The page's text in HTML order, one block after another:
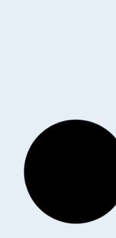
SEMENCE LOTIER
CORNICULE BIO, LE SAC DE
€ HT TTC